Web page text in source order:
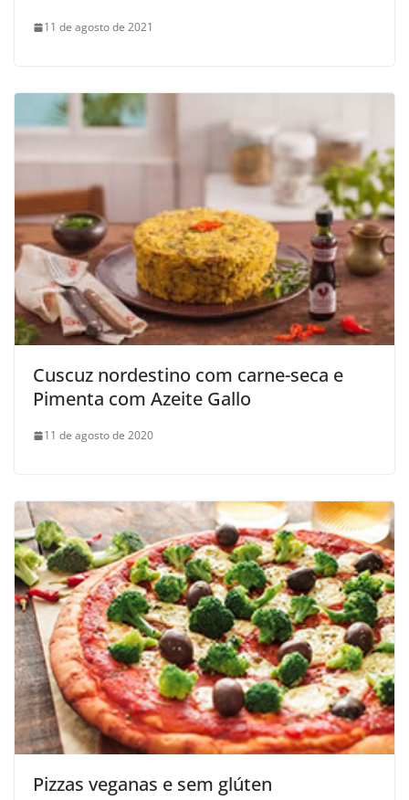
11 de agosto de 2021
Cuscuz nordestino com carne-seca e
Pimenta com Azeite Gallo
11 de agosto de 2020
Pizzas veganas e sem glúten